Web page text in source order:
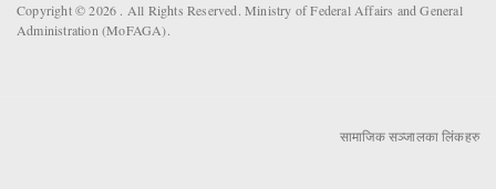
Copyright © 2026 . All Rights Reserved. Ministry of Federal Affairs and General
Administration (MoFAGA).
सामाजिक सञ्जालका लिंकहरु